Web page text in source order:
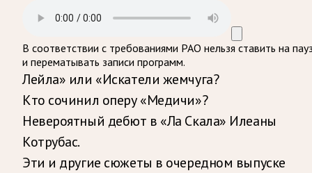
В соответствии с требованиями РАО нельзя ставить на
и перематывать записи программ.
Лейла» или «Искатели жемчуга?
Кто сочинил оперу «Медичи»?
Невероятный дебют в «Ла Скала» Илеаны
Котрубас.
Эти и другие сюжеты в очередном выпуске